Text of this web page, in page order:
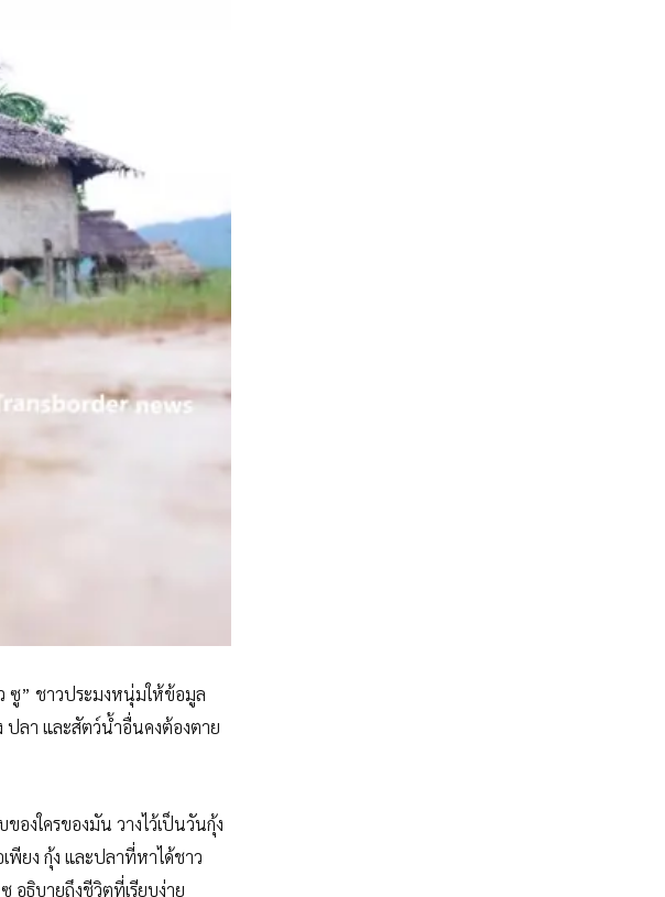
ซู” ชาวประมงหนุ่มให้ข้อมูล
ปลา และสัตว์น้ำอื่นคงต้องตาย
งใครของมัน วางไว้เป็นวันกุ้ง
พียง กุ้ง และปลาที่หาได้ชาว
อธิบายถึงชีวิตที่เรียบง่าย